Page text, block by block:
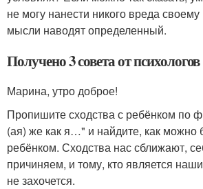
не могу нанести никого вреда
мысли наводят определенный.
Получено 3 совета от психологов
Марина, утро доброе!
Пропишите сходства с ребёнком по
(ая) же как я…" и найдите, как можно
ребёнком. Сходства нас сближают,
причиняем, и тому, кто является
не захочется.